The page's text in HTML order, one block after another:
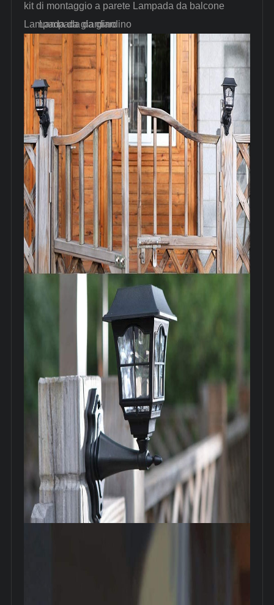
Lampada da giardino
kit di montaggio a parete Lampada da balcone
Lampada da giardino